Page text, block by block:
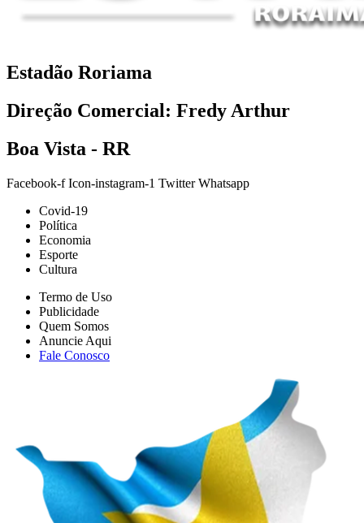
Direção Comercial: Fredy Arthur
Boa Vista - RR
Facebook-f Icon-instagram-1
Covid-19
Economia
Esporte
Cultura
Termo de Uso
Quem Somos
Anuncie Aqui
Fale Conosco